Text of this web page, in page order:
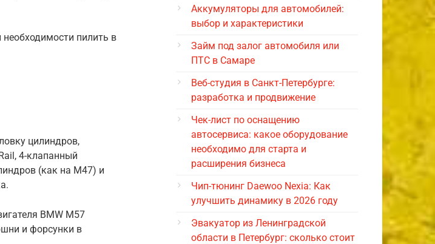
необходимости пилить в
цилиндров,
4-клапанный
(как на M47) и
BMW M57
и форсунки в
Аккумуляторы для автомобилей:
выбор и характеристики
Займ под залог автомобиля или
ПТС в Самаре
Веб-студия в Санкт-Петербурге:
разработка и продвижение
Чек-лист по оснащению
автосервиса: какое оборудование
необходимо для старта и
расширения бизнеса
Чип-тюнинг Daewoo Nexia: Как
улучшить динамику в 2026 году
Эвакуатор из Ленинградской
области в Петербург: сколько стоит